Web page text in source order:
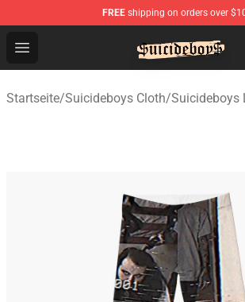
FREE shipping on orders over
Open menu
$uicideboy$ Shop - Official
Startseite/Suicideboys Cloth/Suicideboys